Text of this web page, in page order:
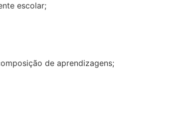
escolar;
de aprendizagens;